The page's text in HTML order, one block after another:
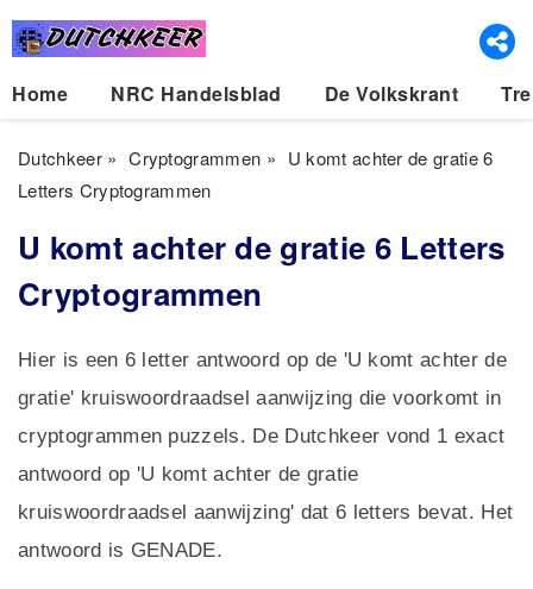
Home NRC Handelsblad De Volkskrant
Dutchkeer» Cryptogrammen » U komt achter de gratie 6
Letters Cryptogrammen
U komt achter de gratie 6 Letters
Cryptogrammen
Hier is een 6 letter antwoord op de 'U komt achter de
gratie' kruiswoordraadsel aanwijzing die voorkomt in
cryptogrammen puzzels. De Dutchkeer vond 1 exact
antwoord op 'U komt achter de gratie
kruiswoordraadsel aanwijzing' dat 6 letters bevat. Het
antwoord is GENADE.